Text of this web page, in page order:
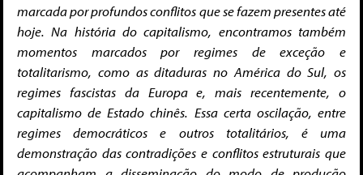
marcada por profundos conflitos que se fazem presentes até
hoje. Na história do capitalismo, encontramos também
momentos marcados por regimes de exceção e
totalitarismo, como as ditaduras no América do Sul, os
regimes fascistas da Europa e, mais recentemente, o
capitalismo de Estado chinês. Essa certa oscilação, entre
regimes democráticos e outros totalitários, é uma
demonstração das contradições e conflitos estruturais que